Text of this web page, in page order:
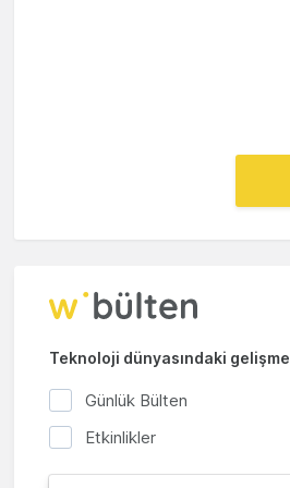
Teknoloji dünyasındaki
Günlük Bülten
Etkinlikler